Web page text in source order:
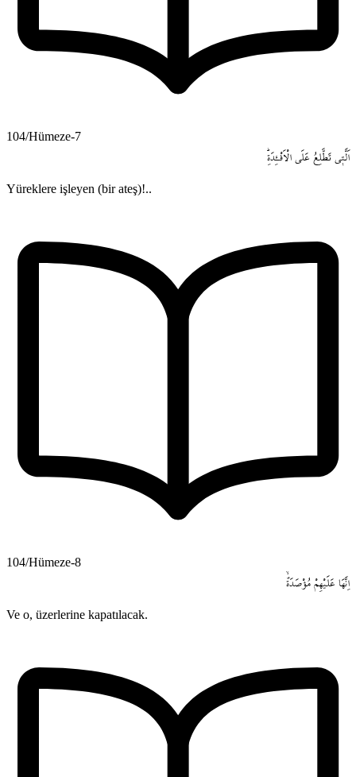
104/Hümeze-7
اَلَّت۪ي
تَطَّلِعُ عَلَى الْاَفْـِٔدَةِۜ
Yüreklere işleyen (bir ateş)!..
104/Hümeze-8
اِنَّهَا عَلَيْهِمْ مُؤْصَدَةٌۙ
Ve o, üzerlerine kapatılacak.